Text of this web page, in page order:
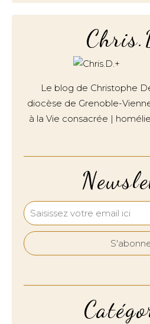
Le blog de Christophe
diocèse de Grenoble-
à la Vie consacrée |